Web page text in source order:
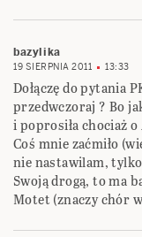
bazylika
19 SIERPNIA 2011 13:33
Dołączę do pytania
przedwczoraj ? Bo
i poprosiła chociaż o
Coś mnie zaćmiło
nie nastawilam, tylko
Swoją drogą, to ma
Motet (znaczy chór